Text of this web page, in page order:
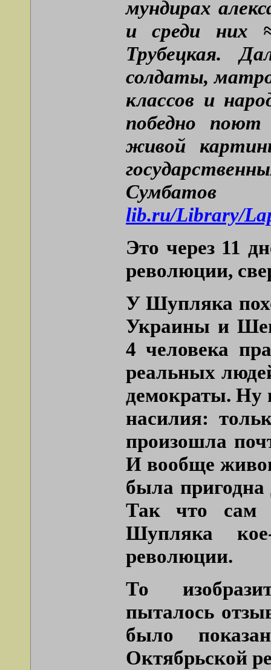
мундирах
и среди них ≈
Трубецкая.
солдаты,
классов и
победно
живой
lib.ru/Library/
Это через 11
революции,
У Шупляка
Украины и
4 человека
реальных
демократы. Ну
насилия:
произошла
И вообще
была
Так что сам
Шупляка
революции.
То
пыталось
было
Октябрьской